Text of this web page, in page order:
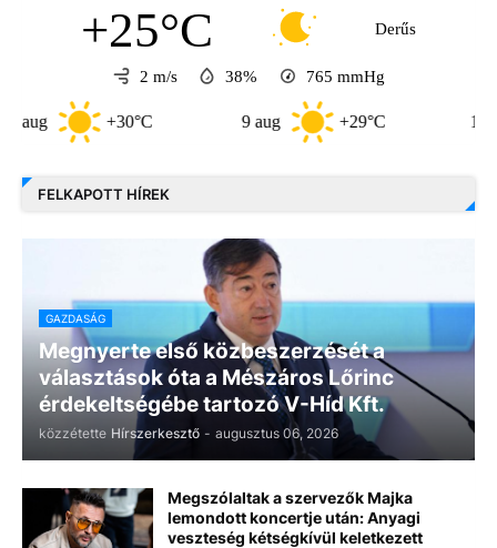
+25°C Derűs
2 m/s 38% 765 mmHg
+30°C +29°C
FELKAPOTT HÍREK
GAZDASÁG
Megnyerte első közbeszerzését a
választások óta a Mészáros Lőrinc
érdekeltségébe tartozó V-Híd Kft.
közzétette Hírszerkesztő - augusztus 06, 2026
Megszólaltak a szervezők Majka
lemondott koncertje után: Anyagi
veszteség kétségkívül keletkezett